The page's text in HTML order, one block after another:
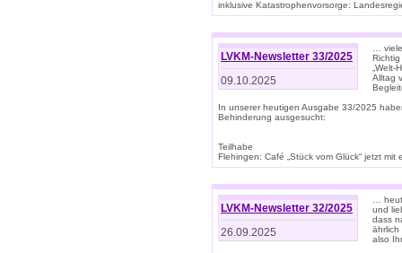
inklusive Katastrophenvorsorge:
LVKM-Newsletter 33/2025
09.10.2025
…
Alltag
In unserer heutigen Ausgabe 33/2025
Behinderung ausgesucht:
Teilhabe
Flehingen: Café „Stück vom Glück“ jetzt mit
LVKM-Newsletter 32/2025
26.09.2025
…
und
dass
ährlich
also